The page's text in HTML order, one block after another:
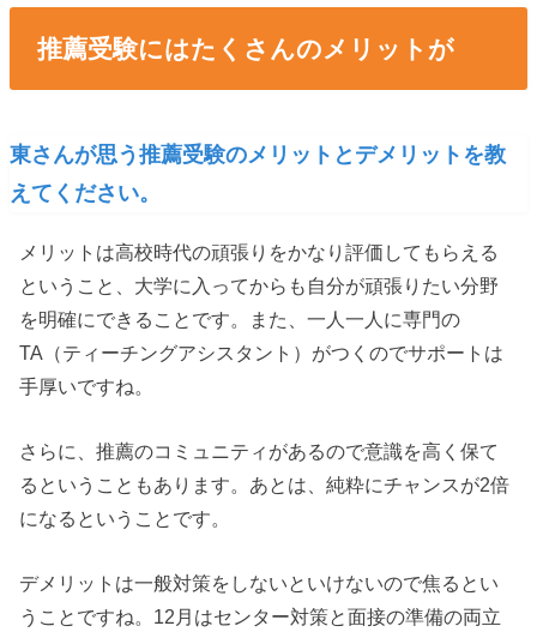
推薦受験にはたくさんのメリットが
東さんが思う推薦受験のメリットとデメリットを教
えてください。
メリットは高校時代の頑張りをかなり評価してもらえる
ということ、大学に入ってからも自分が頑張りたい分野
を明確にできることです。また、一人一人に専門の
TA（ティーチングアシスタント）がつくのでサポートは
手厚いですね。
さらに、推薦のコミュニティがあるので意識を高く保て
るということもあります。あとは、純粋にチャンスが2倍
になるということです。
デメリットは一般対策をしないといけないので焦るとい
うことですね。12月はセンター対策と面接の準備の両立